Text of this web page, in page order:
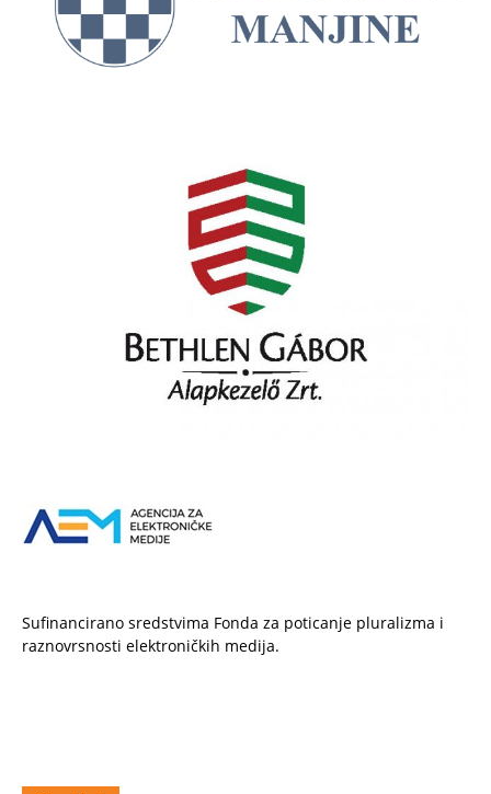
Sufinancirano sredstvima Fonda za poticanje pluralizma i
raznovrsnosti elektroničkih medija.